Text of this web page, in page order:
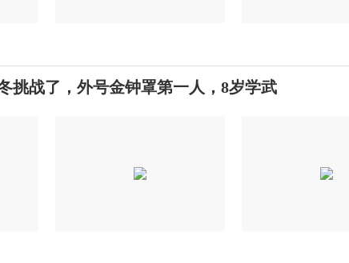
挑战了，外号金钟罩第一人，8岁学武